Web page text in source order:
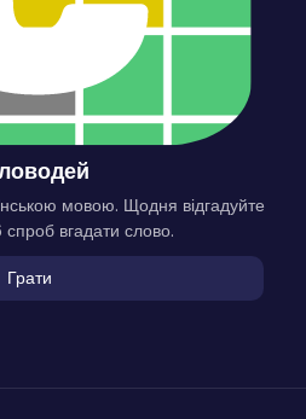
мовою. Щодня відгадуйте
вгадати слово.
Грати